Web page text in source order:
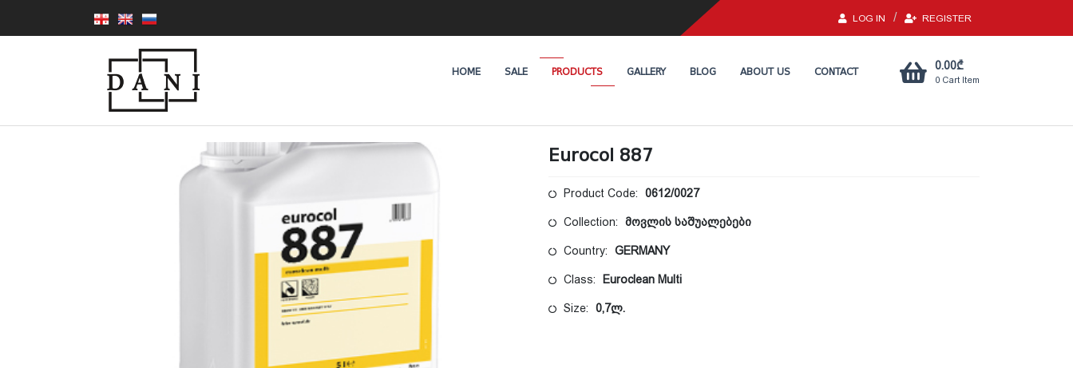
LOG IN REGISTER
HOME SALE PRODUCTS GALLERY BLOG ABOUT US CONTACT
0.00₾
0Cart Item
Eurocol 887
Product Code: 0612/0027
Collection: მოვლის საშუალებები
Country: GERMANY
Class: Euroclean Multi
Size: 0,7ლ.